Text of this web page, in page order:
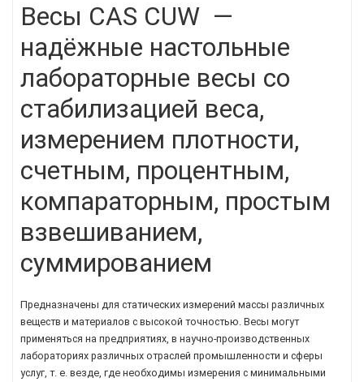
Весы CAS CUW —
надёжные настольные
лабораторные весы со
стабилизацией веса,
измерением плотности,
счетным, процентным,
компараторным, простым
взвешиванием,
суммированием
Предназначены для статических измерений массы различных
веществ и материалов с высокой точностью. Весы могут
применяться на предприятиях, в научно-производственных
лабораториях различных отраслей промышленности и сферы
услуг, т. е. везде, где необходимы измерения с минимальными